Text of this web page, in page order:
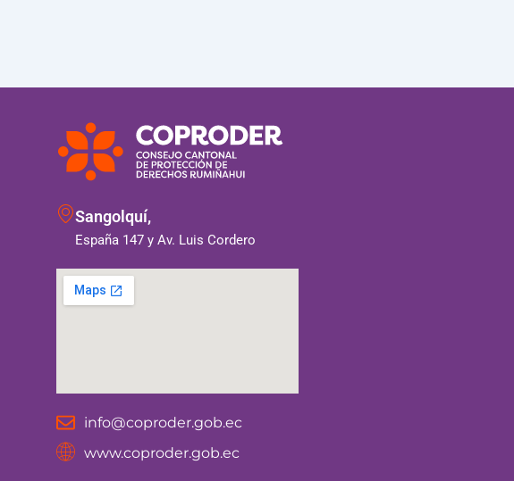
Sangolquí,
España 147 y Av. Luis Cordero
info@coproder.gob.ec
www.coproder.gob.ec